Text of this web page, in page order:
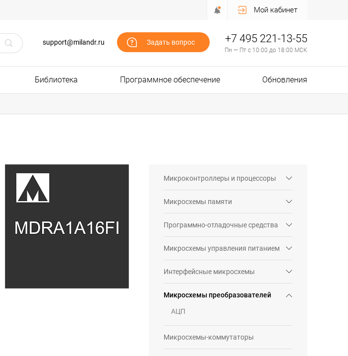
Мой кабинет
support@milandr.ru Задать вопрос +7 495 221-13-55
Пн — Пт с 10:00 до 18:00 МСК
Библиотека Программное обеспечение Обновления
Микроконтроллеры и процессоры
Микросхемы памяти
Программно-отладочные средства
Микросхемы управления питанием
Интерфейсные микросхемы
Микросхемы преобразователей
АЦП
Микросхемы-коммутаторы